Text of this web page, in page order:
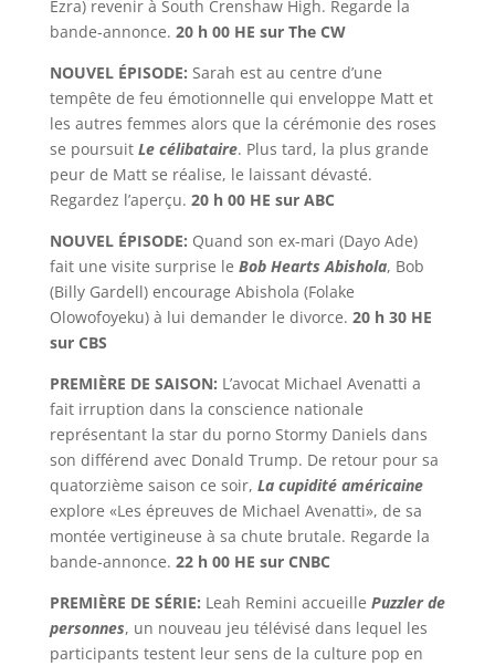
Ezra) revenir à South Crenshaw High. Regarde la
bande-annonce. 20 h 00 HE sur The CW
NOUVEL ÉPISODE: Sarah est au centre d’une
tempête de feu émotionnelle qui enveloppe Matt et
les autres femmes alors que la cérémonie des roses
se poursuit Le célibataire. Plus tard, la plus grande
peur de Matt se réalise, le laissant dévasté.
Regardez l’aperçu. 20 h 00 HE sur ABC
NOUVEL ÉPISODE: Quand son ex-mari (Dayo Ade)
fait une visite surprise le Bob Hearts Abishola, Bob
(Billy Gardell) encourage Abishola (Folake
Olowofoyeku) à lui demander le divorce. 20 h 30 HE
sur CBS
PREMIÈRE DE SAISON: L’avocat Michael Avenatti a
fait irruption dans la conscience nationale
représentant la star du porno Stormy Daniels dans
son différend avec Donald Trump. De retour pour sa
quatorzième saison ce soir, La cupidité américaine
explore «Les épreuves de Michael Avenatti», de sa
montée vertigineuse à sa chute brutale. Regarde la
bande-annonce. 22 h 00 HE sur CNBC
PREMIÈRE DE SÉRIE: Leah Remini accueille Puzzler de
personnes, un nouveau jeu télévisé dans lequel les
participants testent leur sens de la culture pop en